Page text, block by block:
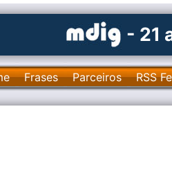
- 21
Frases Parceiros RSS